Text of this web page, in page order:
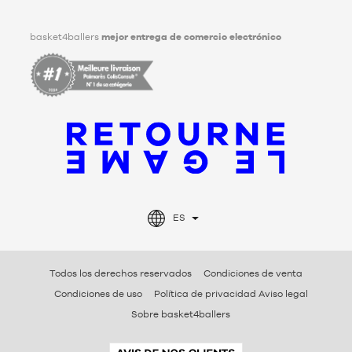
ES
basket4ballers mejor entrega de comercio electrónico
Todos los derechos reservados
Condiciones de venta
Condiciones de uso
Política de privacidad Aviso legal
Sobre basket4ballers